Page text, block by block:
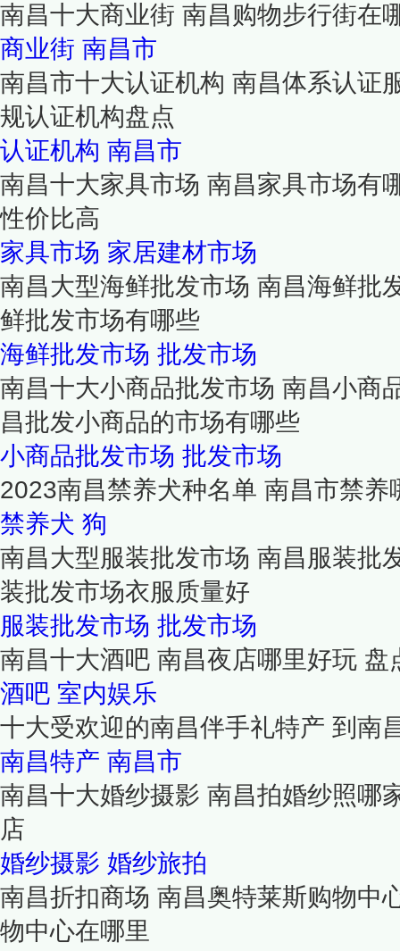
南昌十大商业街 南昌购物步行街在
商业街 南昌市
南昌市十大认证机构 南昌体系认证
规认证机构盘点
认证机构 南昌市
南昌十大家具市场 南昌家具市场有
性价比高
家具市场 家居建材市场
南昌大型海鲜批发市场 南昌海鲜批
鲜批发市场有哪些
海鲜批发市场 批发市场
南昌十大小商品批发市场 南昌小商
昌批发小商品的市场有哪些
小商品批发市场 批发市场
2023南昌禁养犬种名单 南昌市禁
禁养犬 狗
南昌大型服装批发市场 南昌服装批
装批发市场衣服质量好
服装批发市场 批发市场
南昌十大酒吧 南昌夜店哪里好玩 盘
酒吧 室内娱乐
十大受欢迎的南昌伴手礼特产 到南
南昌特产 南昌市
南昌十大婚纱摄影 南昌拍婚纱照哪
店
婚纱摄影 婚纱旅拍
南昌折扣商场 南昌奥特莱斯购物中
物中心在哪里